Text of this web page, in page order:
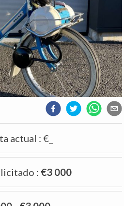
actual : €_
: €3 000